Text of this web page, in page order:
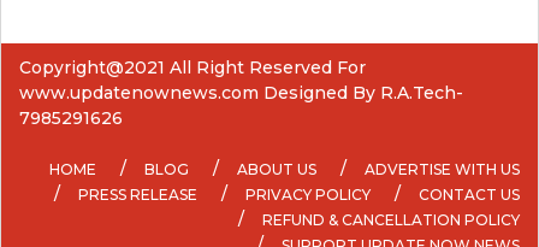
Copyright@2021 All Right Reserved For
www.updatenownews.com Designed By R.A.Tech-
7985291626
HOME BLOG ABOUT US
ADVERTISE WITH US
PRESS RELEASE
PRIVACY POLICY
CONTACT US
REFUND & CANCELLATION POLICY